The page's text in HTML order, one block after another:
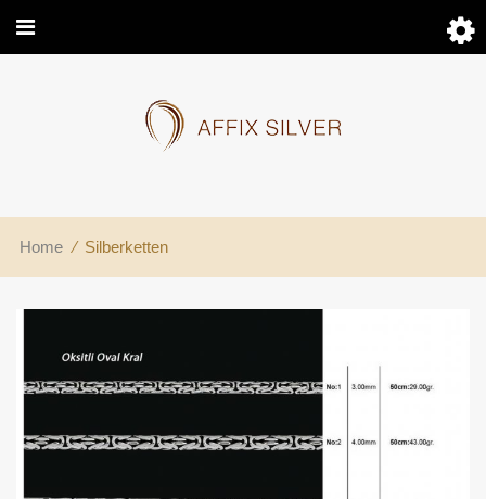
Home ⁄ Silberketten